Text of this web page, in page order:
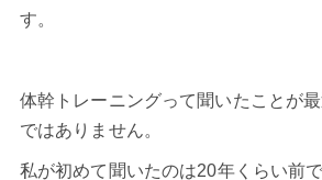
す。
体幹トレーニングって聞いたことが
ではありません。
私が初めて聞いたのは20年くらい前